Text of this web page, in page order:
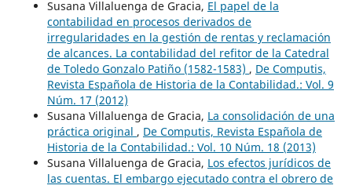
Susana Villaluenga de Gracia, El papel de la
contabilidad en procesos derivados de
irregularidades en la gestión de rentas y reclamación
de alcances. La contabilidad del refitor de la Catedral
de Toledo Gonzalo Patiño (1582-1583) , De Computis,
Revista Española de Historia de la Contabilidad.: Vol. 9
Núm. 17 (2012)
Susana Villaluenga de Gracia, La consolidación de una
práctica original , De Computis, Revista Española de
Historia de la Contabilidad.: Vol. 10 Núm. 18 (2013)
Susana Villaluenga de Gracia, Los efectos jurídicos de
las cuentas. El embargo ejecutado contra el obrero de